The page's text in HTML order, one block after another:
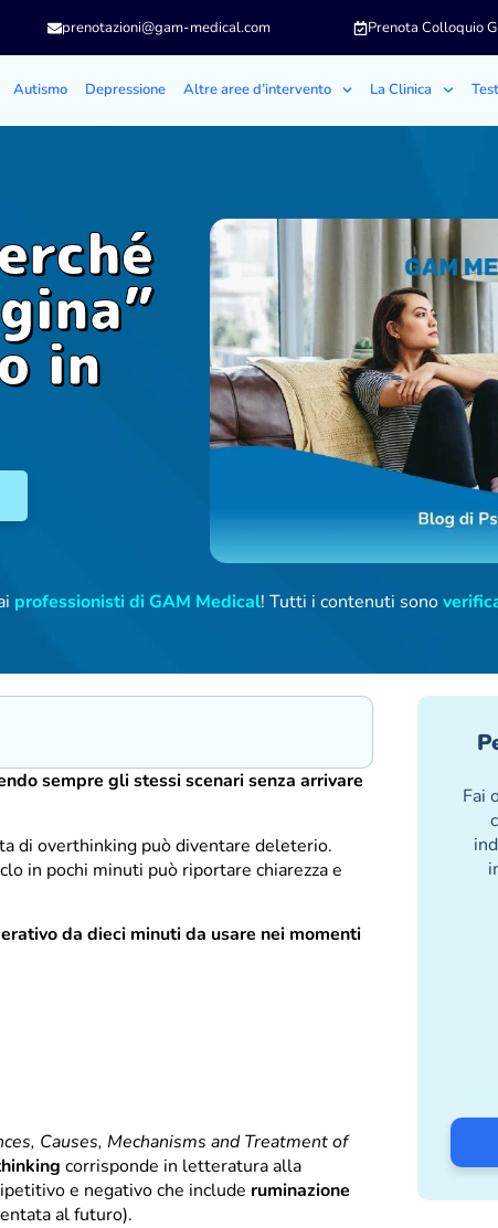
prenotazioni@gam-medical.com Prenota Colloquio
Autismo Depressione Altre aree d’intervento La Clinica
in
professionisti di GAM Medical! Tutti i contenuti sono
sempre gli stessi scenari senza arrivare
di overthinking può diventare deleterio.
in pochi minuti può riportare chiarezza e
da dieci minuti da usare nei momenti
Causes, Mechanisms and Treatment of
corrisponde in letteratura alla
e negativo che include ruminazione
al futuro).
Fai